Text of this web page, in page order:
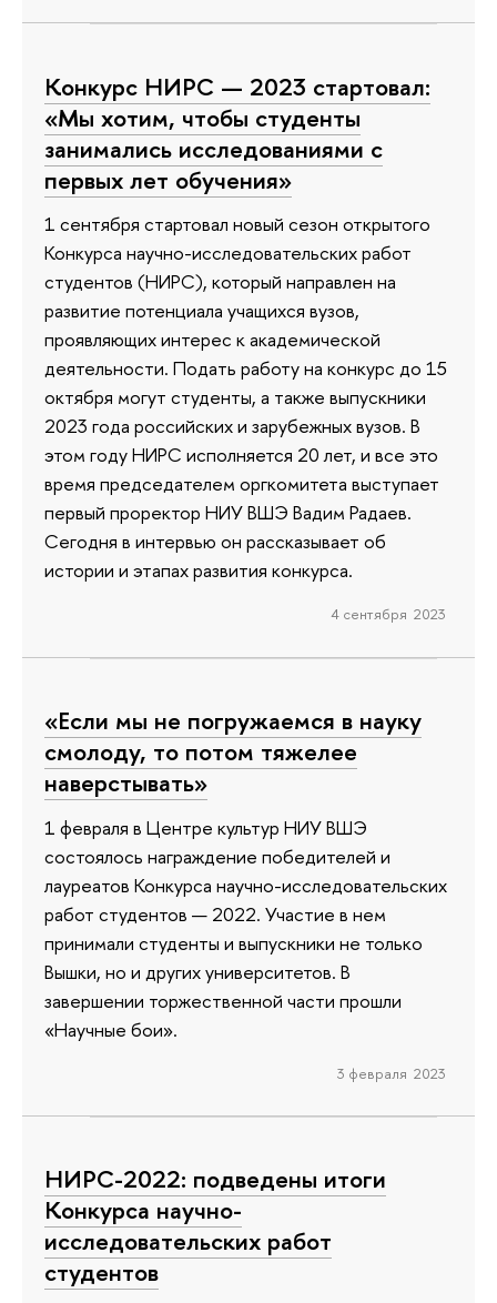
Конкурс НИРС — 2023 стартовал:
«Мы хотим, чтобы студенты
занимались исследованиями с
первых лет обучения»
1 сентября стартовал новый сезон открытого
Конкурса научно-исследовательских работ
студентов (НИРС), который направлен на
развитие потенциала учащихся вузов,
проявляющих интерес к академической
деятельности. Подать работу на конкурс до 15
октября могут студенты, а также выпускники
2023 года российских и зарубежных вузов. В
этом году НИРС исполняется 20 лет, и все это
время председателем оргкомитета выступает
первый проректор НИУ ВШЭ Вадим Радаев.
Сегодня в интервью он рассказывает об
истории и этапах развития конкурса.
4 сентября 2023
«Если мы не погружаемся в науку
смолоду, то потом тяжелее
наверстывать»
1 февраля в Центре культур НИУ ВШЭ
состоялось награждение победителей и
лауреатов Конкурса научно-исследовательских
работ студентов — 2022. Участие в нем
принимали студенты и выпускники не только
Вышки, но и других университетов. В
завершении торжественной части прошли
«Научные бои».
3 февраля 2023
НИРС-2022: подведены итоги
Конкурса научно-
исследовательских работ
студентов